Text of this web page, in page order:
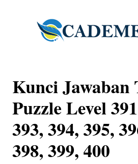
Kunci Jawaban
Puzzle Level
393, 394, 395,
398, 399, 400